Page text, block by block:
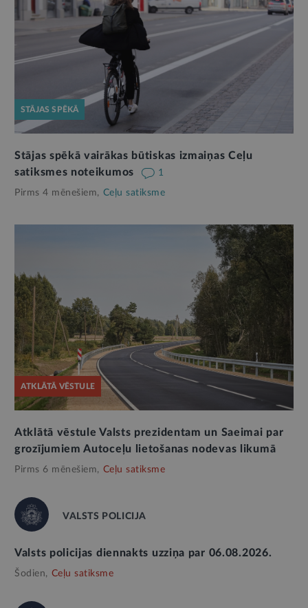
STĀJAS SPĒKĀ
Stājas spēkā vairākas būtiskas izmaiņas Ceļu
satiksmes noteikumos
1
Pirms 4 mēnešiem, Ceļu satiksme
ATKLĀTĀ VĒSTULE
Atklātā vēstule Valsts prezidentam un Saeimai par
grozījumiem Autoceļu lietošanas nodevas likumā
Pirms 6 mēnešiem, Ceļu satiksme
VALSTS POLICIJA
Valsts policijas diennakts uzziņa par 06.08.2026.
Šodien, Ceļu satiksme